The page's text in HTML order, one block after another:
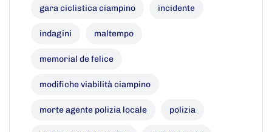
gara ciclistica ciampino incidente
indagini maltempo
memorial de felice
modifiche viabilità ciampino
morte agente polizia locale polizia